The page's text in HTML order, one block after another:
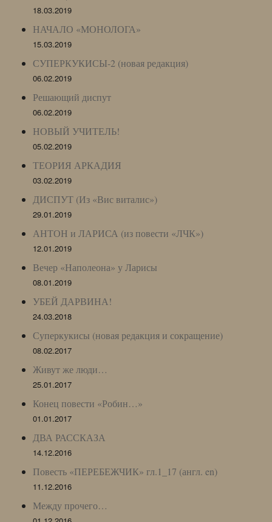
18.03.2019
НАЧАЛО «МОНОЛОГА»
15.03.2019
СУПЕРКУКИСЫ-2 (новая редакция)
06.02.2019
Решающий диспут
06.02.2019
НОВЫЙ УЧИТЕЛЬ!
05.02.2019
ТЕОРИЯ АРКАДИЯ
03.02.2019
ДИСПУТ (Из «Вис виталис»)
29.01.2019
АНТОН и ЛАРИСА (из повести «ЛЧК»)
12.01.2019
Вечер «Наполеона» у Ларисы
08.01.2019
УБЕЙ ДАРВИНА!
24.03.2018
Суперкукисы (новая редакция и сокращение)
08.02.2017
Живут же люди…
25.01.2017
Конец повести «Робин…»
01.01.2017
ДВА РАССКАЗА
14.12.2016
Повесть «ПЕРЕБЕЖЧИК» гл.1_17 (англ. en)
11.12.2016
Между прочего…